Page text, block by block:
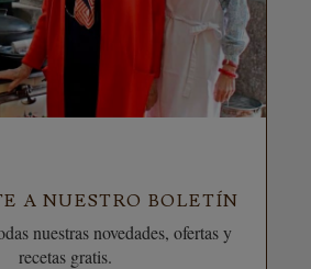
A NUESTRO BOLETÍN
nuestras novedades, ofertas y
recetas gratis.